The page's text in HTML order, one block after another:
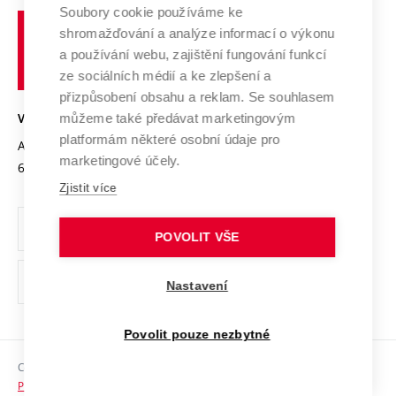
Výzkumné infrastruktury
Transfer znalostí
Open Science
Projekty
Projekty ze strukturálních fondů
Specifický výzkum
Spolupráce se školami
Služby univerzity
Mezinárodní dohody
Univerzitní sítě
Profil univerzity
Udržitelná univerzita
Podnikavá univerzita / ContriBUTe
Bezpečná univerzita
Vyznamenání
Organizační struktura
Ochrana osobních údajů
odkaz)
Sociální bezpečí
učení
technické
VYSOKÉ UČENÍ TECHNICKÉ V BRNĚ
Antonínská 548/1
602 00 Brno
www.vut.cz
vut@vutbr.cz
Copyright © 2026 VUT
Prohlášení o přístupnosti
Soubory cookie používáme ke
shromažďování a analýze informací o výkonu
a používání webu, zajištění fungování funkcí
ze sociálních médií a ke zlepšení a
přizpůsobení obsahu a reklam. Se souhlasem
můžeme také předávat marketingovým
platformám některé osobní údaje pro
marketingové účely.
Zjistit více
POVOLIT VŠE
Nastavení
Povolit pouze nezbytné